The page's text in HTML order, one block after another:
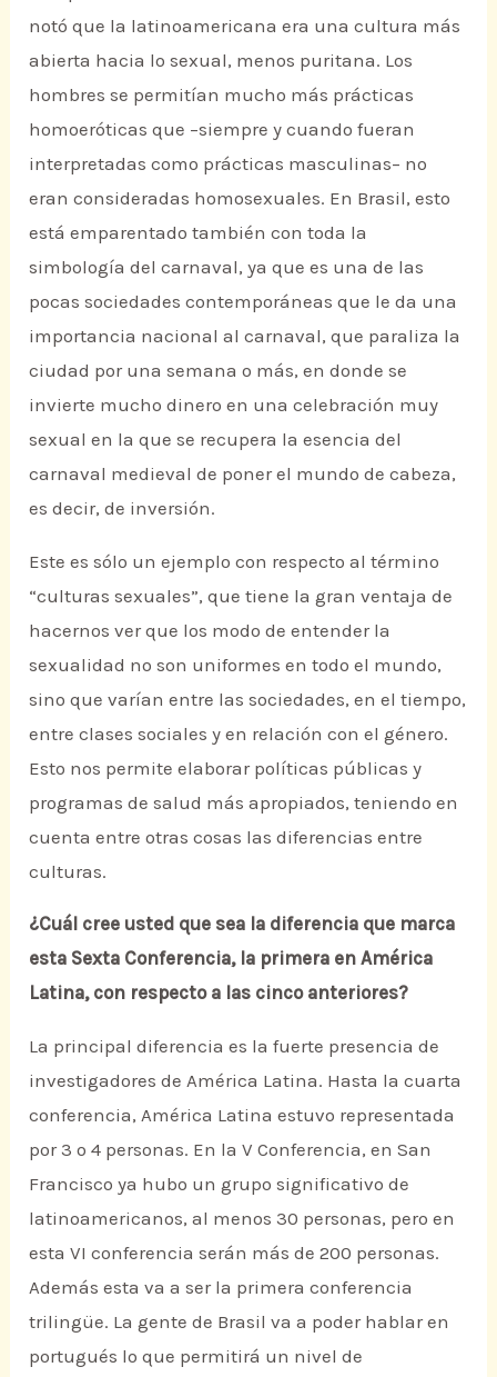
notó que la latinoamericana era una cultura más
abierta hacia lo sexual, menos puritana. Los
hombres se permitían mucho más prácticas
homoeróticas que –siempre y cuando fueran
interpretadas como prácticas masculinas– no
eran consideradas homosexuales. En Brasil, esto
está emparentado también con toda la
simbología del carnaval, ya que es una de las
pocas sociedades contemporáneas que le da una
importancia nacional al carnaval, que paraliza la
ciudad por una semana o más, en donde se
invierte mucho dinero en una celebración muy
sexual en la que se recupera la esencia del
carnaval medieval de poner el mundo de cabeza,
es decir, de inversión.
Este es sólo un ejemplo con respecto al término
“culturas sexuales”, que tiene la gran ventaja de
hacernos ver que los modo de entender la
sexualidad no son uniformes en todo el mundo,
sino que varían entre las sociedades, en el tiempo,
entre clases sociales y en relación con el género.
Esto nos permite elaborar políticas públicas y
programas de salud más apropiados, teniendo en
cuenta entre otras cosas las diferencias entre
culturas.
¿Cuál cree usted que sea la diferencia que marca
esta Sexta Conferencia, la primera en América
Latina, con respecto a las cinco anteriores?
La principal diferencia es la fuerte presencia de
investigadores de América Latina. Hasta la cuarta
conferencia, América Latina estuvo representada
por 3 o 4 personas. En la V Conferencia, en San
Francisco ya hubo un grupo significativo de
latinoamericanos, al menos 30 personas, pero en
esta VI conferencia serán más de 200 personas.
Además esta va a ser la primera conferencia
trilingüe. La gente de Brasil va a poder hablar en
portugués lo que permitirá un nivel de